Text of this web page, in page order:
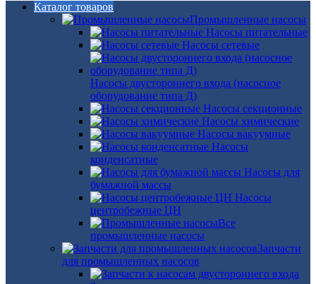
Каталог товаров
Промышленные насосы
Насосы питательные
Насосы сетевые
Насосы двустороннего входа (насосное
оборудование типа Д)
Насосы секционные
Насосы химические
Насосы вакуумные
Насосы
конденсатные
Насосы для
бумажной массы
Насосы
центробежные ЦН
Все
промышленные насосы
Запчасти
для промышленных насосов